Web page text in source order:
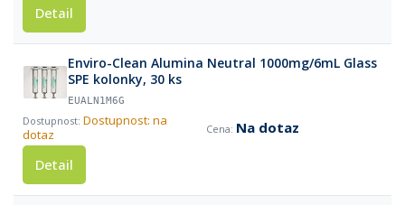
Detail
Enviro-Clean Alumina Neutral 1000mg/6mL Glass
SPE kolonky, 30 ks
EUALN1M6G
Dostupnost: na
dotaz
Na dotaz
Detail